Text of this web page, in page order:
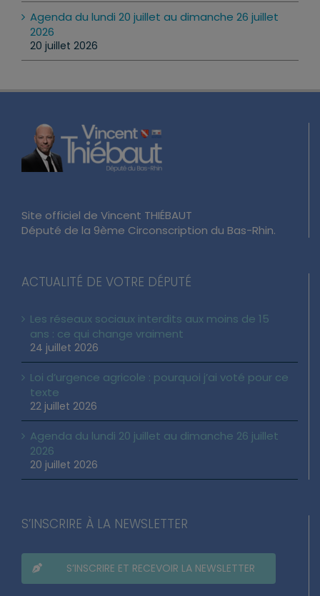
Agenda du lundi 20 juillet au dimanche 26 juillet
2026
20 juillet 2026
Site officiel de Vincent THIÉBAUT
Député de la 9ème Circonscription du Bas-Rhin.
ACTUALITÉ DE VOTRE DÉPUTÉ
Les réseaux sociaux interdits aux moins de 15
ans : ce qui change vraiment
24 juillet 2026
Loi d’urgence agricole : pourquoi j’ai voté pour ce
texte
22 juillet 2026
Agenda du lundi 20 juillet au dimanche 26 juillet
2026
20 juillet 2026
S’INSCRIRE À LA NEWSLETTER
S’INSCRIRE ET RECEVOIR LA NEWSLETTER